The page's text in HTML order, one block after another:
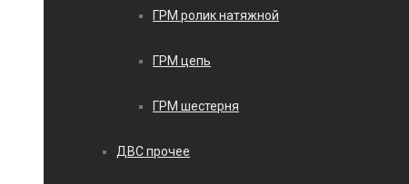
ГРМ ролик натяжной
ГРМ цепь
ГРМ шестерня
ДВС прочее